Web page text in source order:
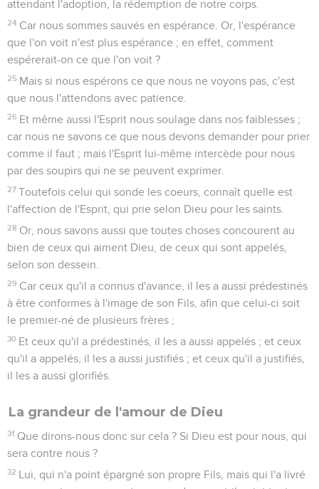
attendant l'adoption, la rédemption de notre corps.
24 Car nous sommes sauvés en espérance. Or, l'espérance
que l'on voit n'est plus espérance ; en effet, comment
espérerait-on ce que l'on voit ?
25 Mais si nous espérons ce que nous ne voyons pas, c'est
que nous l'attendons avec patience.
26 Et même aussi l'Esprit nous soulage dans nos faiblesses ;
car nous ne savons ce que nous devons demander pour prier
comme il faut ; mais l'Esprit lui-même intercède pour nous
par des soupirs qui ne se peuvent exprimer.
27 Toutefois celui qui sonde les coeurs, connaît quelle est
l'affection de l'Esprit, qui prie selon Dieu pour les saints.
28 Or, nous savons aussi que toutes choses concourent au
bien de ceux qui aiment Dieu, de ceux qui sont appelés,
selon son dessein.
29 Car ceux qu'il a connus d'avance, il les a aussi prédestinés
à être conformes à l'image de son Fils, afin que celui-ci soit
le premier-né de plusieurs frères ;
30 Et ceux qu'il a prédestinés, il les a aussi appelés ; et ceux
qu'il a appelés, il les a aussi justifiés ; et ceux qu'il a justifiés,
il les a aussi glorifiés.
La grandeur de l'amour de Dieu
31 Que dirons-nous donc sur cela ? Si Dieu est pour nous, qui
sera contre nous ?
32 Lui, qui n'a point épargné son propre Fils, mais qui l'a livré